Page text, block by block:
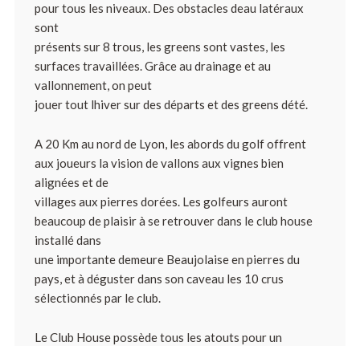
pour tous les niveaux. Des obstacles deau latéraux
sont
présents sur 8 trous, les greens sont vastes, les
surfaces travaillées. Grâce au drainage et au
vallonnement, on peut
jouer tout lhiver sur des départs et des greens dété.
A 20 Km au nord de Lyon, les abords du golf offrent
aux joueurs la vision de vallons aux vignes bien
alignées et de
villages aux pierres dorées. Les golfeurs auront
beaucoup de plaisir à se retrouver dans le club house
installé dans
une importante demeure Beaujolaise en pierres du
pays, et à déguster dans son caveau les 10 crus
sélectionnés par le club.
Le Club House possède tous les atouts pour un